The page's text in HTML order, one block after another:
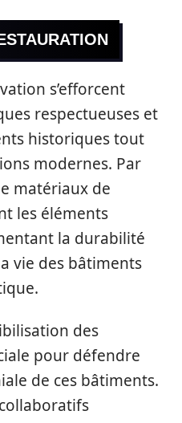
s’efforcent
respectueuses et
historiques tout
modernes. Par
matériaux de
les éléments
la durabilité
vie des bâtiments
des
pour défendre
de ces bâtiments.